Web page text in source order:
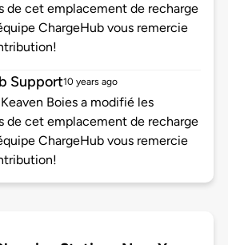
de cet emplacement de recharge
ChargeHub vous remercie
Support10 years ago
Boies a modifié les
de cet emplacement de recharge
ChargeHub vous remercie